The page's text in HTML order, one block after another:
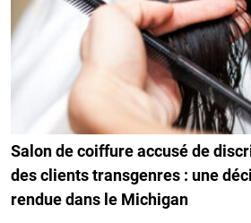
Salon de coiffure accusé de
des clients transgenres : une
rendue dans le Michigan